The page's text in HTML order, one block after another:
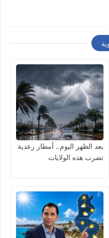
بعد الظهر اليوم.. أمطار رعدية
تضرب هذه الولايات